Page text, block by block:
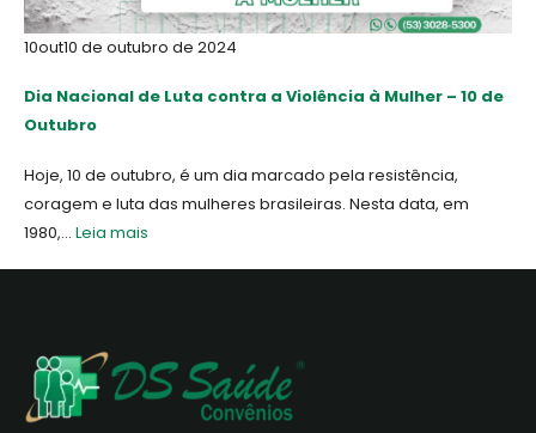
10out10 de outubro de 2024
Dia Nacional de Luta contra a Violência à Mulher – 10 de
Outubro
Hoje, 10 de outubro, é um dia marcado pela resistência,
coragem e luta das mulheres brasileiras. Nesta data, em
1980,... Leia mais